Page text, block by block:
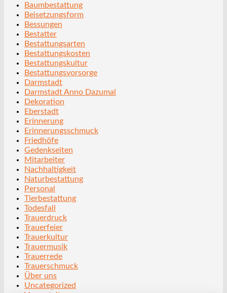
Baumbestattung
Beisetzungsform
Bessungen
Bestatter
Bestattungsarten
Bestattungskosten
Bestattungskultur
Bestattungsvorsorge
Darmstadt
Darmstadt Anno Dazumal
Dekoration
Eberstadt
Erinnerung
Erinnerungsschmuck
Friedhöfe
Gedenkseiten
Mitarbeiter
Nachhaltigkeit
Naturbestattung
Personal
Tierbestattung
Todesfall
Trauerdruck
Trauerfeier
Trauerkultur
Trauermusik
Trauerrede
Trauerschmuck
Über uns
Uncategorized